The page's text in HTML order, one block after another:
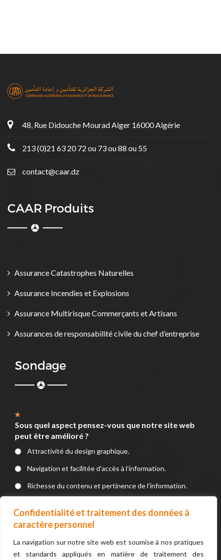
Confidentialité et traitement des données à
caractère personnel
La navigation sur notre site web est soumise à nos pratiques
et standards appliqués en matière de traitement des
48, Rue Didouche Mourad Alger 16000 Algérie
213 (0)21 63 20 72 ou 73 ou 88 ou 55
contact@caar.dz
CAAR Produits
Assurance Catastrophes Naturelles
Assurance Incendies et Explosions
Assurance Multirisque Commerçants et Artisans
Assurances de responsabilité civile du chef d’entreprise
Sondage
Sous quel aspect pensez-vous que notre site web
peut être amélioré ?
Attractivité du design graphique.
Navigation et facilitée d’accès à l’information.
Richesse du contenu et pertinence de l’information.
paiement).
VOTER